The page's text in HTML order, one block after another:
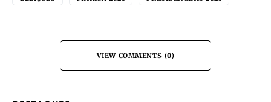
VIEW COMMENTS (0)